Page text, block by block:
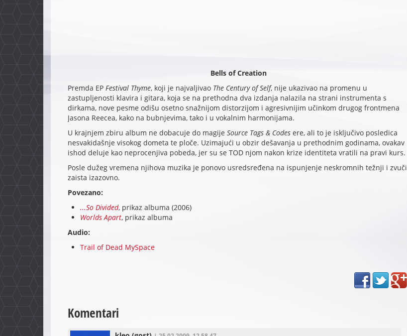
Bells of Creation
Premda EP Festival Thyme, koji je najvaljivao The Century of Self, nije ukazivao na promenu u
zastupljenosti klavira i gitara, koja se na prethodna dva izdanja nalazila na strani instrumenta s
dirkama, nove pesme odišu osetno snažnijom distorzijom i agresivnijim učinkom drugog frontmena
Jasona Reecea, kako na bubnjevima, tako i u vokalnim harmonijama.
U krajnjem zbiru album ne dobacuje do magije Source Tags & Codesere, ali to je isključivo posledica
nesvakidašnje visokog dometa te ploče. Uzimajući u obzir dešavanja u prethodnim godinama, ovakav
ishod deluje kao neprocenjiva pobeda, jer su se TOD njom nakon krize identiteta vratili na pravi kurs.
Posle dužeg vremena njihova muzika je ponovo usredsređena na ispunjenje neskromnih težnji i zvuči
zaista izazovno.
Povezano:
...So Divided, prikaz albuma (2006)
Worlds Apart, prikaz albuma
Audio:
Trail of Dead MySpace
Komentari